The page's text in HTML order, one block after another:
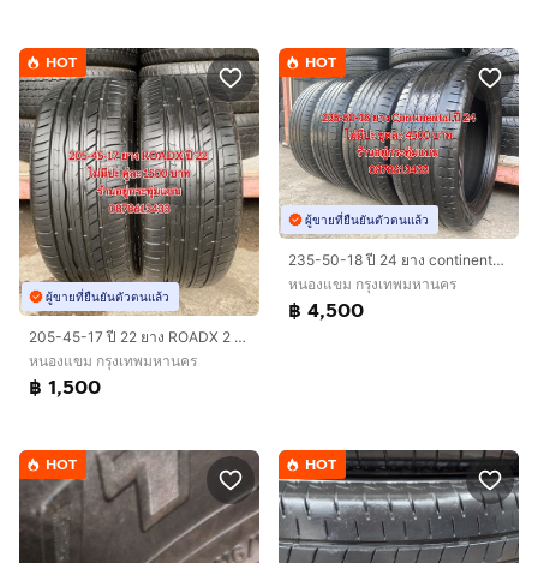
HOT
ผู้ขายที่ยืนยันตัวตนแล้ว
205-45-17 ปี 22 ยาง ROADX 2 เส้น 1500 บาทสภาพยางสวยดอกเต็มๆนุ่มๆ ไม่มีปะไม่บวมไม่กินข้างวิ่งใช้งานได้อีกยาวๆ รับประกันยาง 14 วัน
หนองแขม กรุงเทพมหานคร
฿ 1,500
HOT
ผู้ขายที่ยืนยันตัวตนแล้ว
235-50-18 ปี 24 ยาง continental ชุด 4 เส้น 4500 บาท สภาพยางสวยดอกเต็มๆนุ่มๆ ไม่มีปะไม่บวมไม่กินข้างวิ่งใช้งานได้อีกยาวๆ รับประกันยาง 14 วัน
หนองแขม กรุงเทพมหานคร
฿ 4,500
HOT HOT